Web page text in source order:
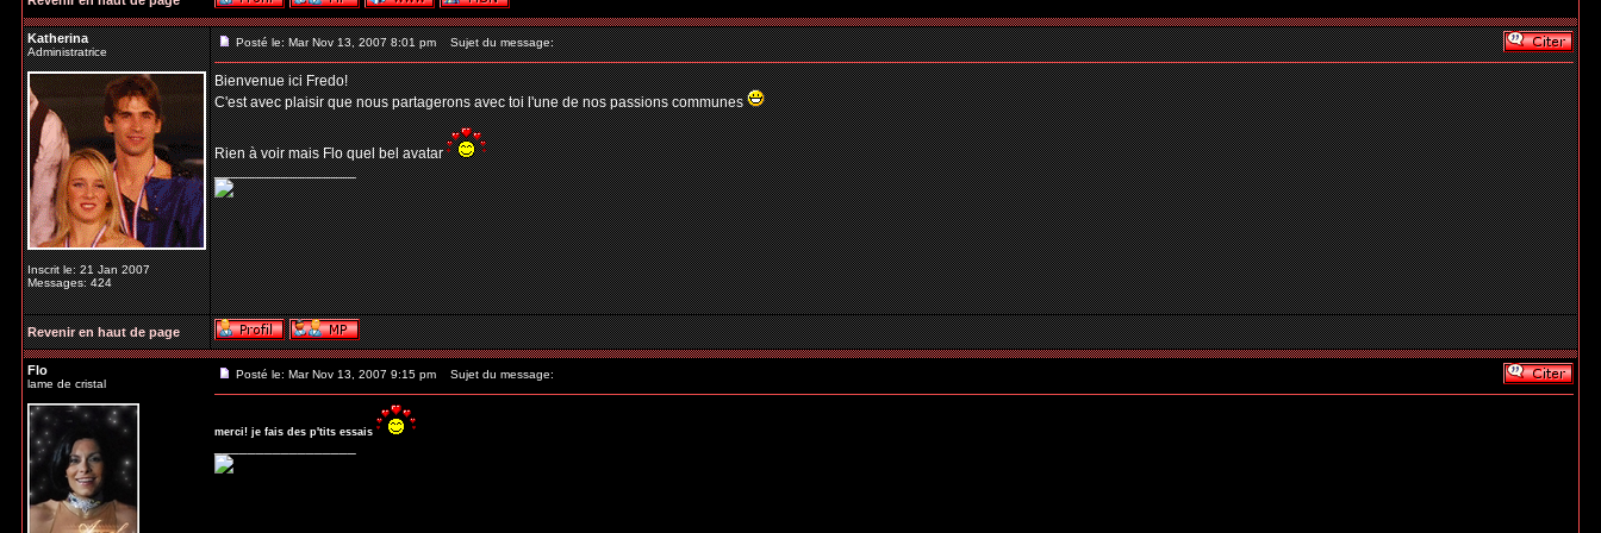
Katherina
Administratrice
Inscrit le: 21 Jan 2007
Messages: 424
Posté le: Mar Nov 13, 2007 8:01 pm Sujet du message:
Bienvenue ici Fredo!
C'est avec plaisir que nous partagerons avec toi l'une de nos passions communes
Rien à voir mais Flo quel bel avatar
_________________
Revenir en haut de page
Flo
lame de cristal
Posté le: Mar Nov 13, 2007 9:15 pm Sujet du message:
merci! je fais des p'tits essais